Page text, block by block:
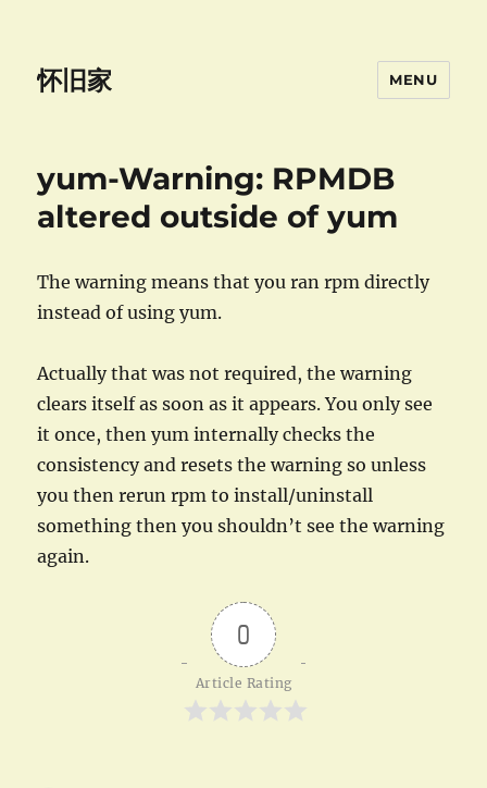
怀旧家 MENU
yum-Warning: RPMDB
altered outside of yum
The warning means that you ran rpm directly
instead of using yum.
Actually that was not required, the warning
clears itself as soon as it appears. You only see
it once, then yum internally checks the
consistency and resets the warning so unless
you then rerun rpm to install/uninstall
something then you shouldn’t see the warning
again.
0
Article Rating